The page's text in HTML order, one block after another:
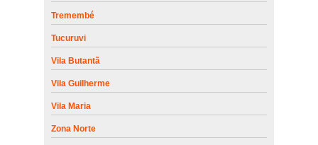
Tremembé
Tucuruvi
Vila Butantã
Vila Guilherme
Vila Maria
Zona Norte